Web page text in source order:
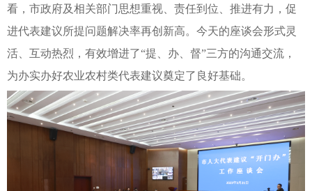
看，市政府及相关部门思想重视、责任到位、推进有力，促
进代表建议所提问题解决率再创新高。今天的座谈会形式灵
活、互动热烈，有效增进了“提、办、督”三方的沟通交流，
为办实办好农业农村类代表建议奠定了良好基础。